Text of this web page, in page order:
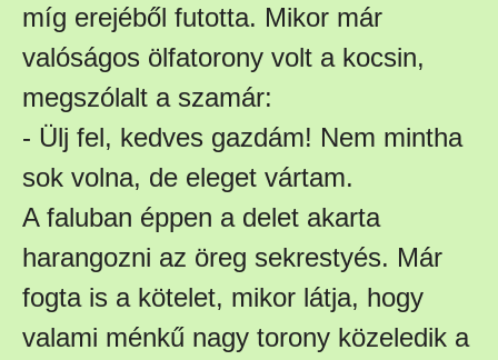
míg erejéből futotta. Mikor már
valóságos ölfatorony volt a kocsin,
megszólalt a szamár:
- Ülj fel, kedves gazdám! Nem mintha
sok volna, de eleget vártam.
A faluban éppen a delet akarta
harangozni az öreg sekrestyés. Már
fogta is a kötelet, mikor látja, hogy
valami ménkű nagy torony közeledik a